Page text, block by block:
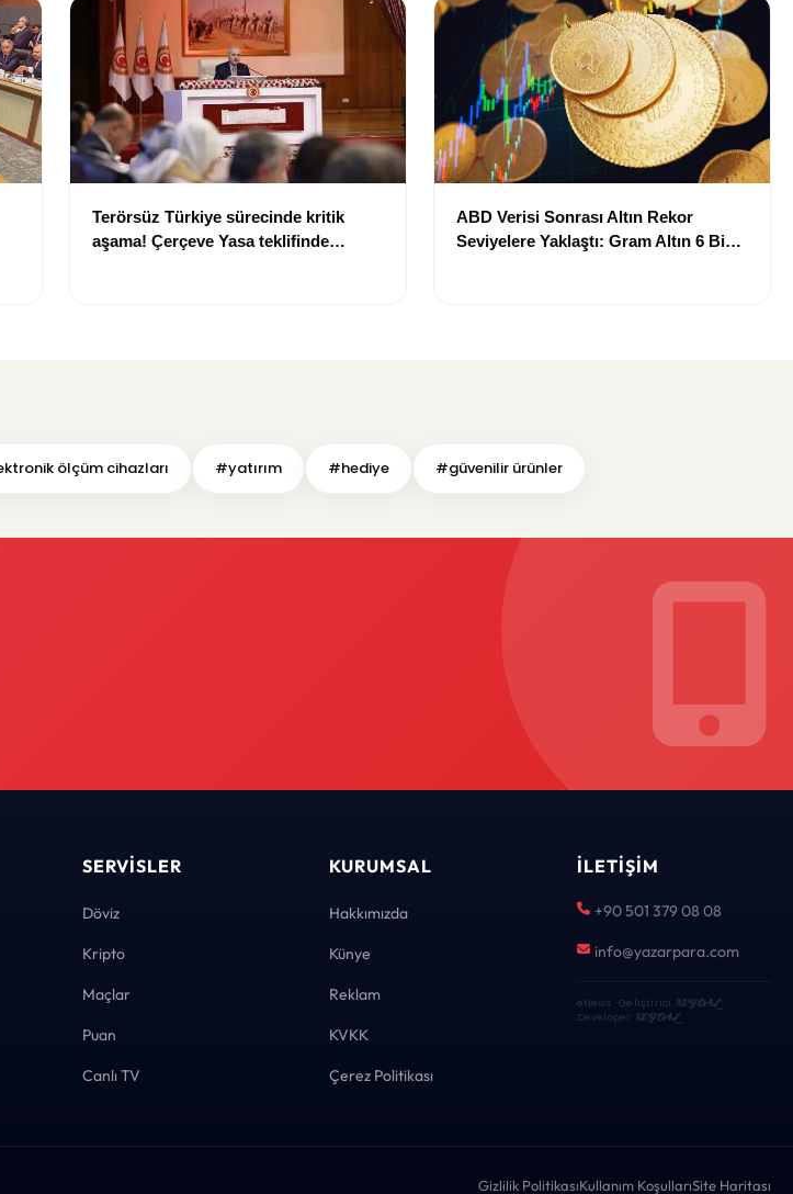
Terörsüz Türkiye sürecinde kritik
aşama! Çerçeve Yasa teklifinde
ABD Verisi Sonrası Altın Rekor
Seviyelere Yaklaştı: Gram Altın 6 Bin
ölçüm cihazları #yatırım #hediye #güvenilir ürünler
SERVISLER
Döviz
Kripto
Maçlar
Puan
Canlı TV
KURUMSAL
Hakkımızda
Künye
Reklam
KVKK
Çerez Politikası
İLETIŞIM
+90 501 379 08 08
info@yazarpara.com
eNews · Geliştirici KEYDAL·
Developer KEYDAL
Gizlilik PolitikasıKullanım KoşullarıSite Haritası